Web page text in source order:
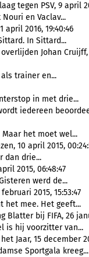
tegen PSV, 9 april
en Vaclav...
2016, 19:40:46
In Sittard...
Johan Cruijff,
trainer en...
in met drie...
iedereen
Maar het moet wel...
10 april 2015,
dan drie...
2015, 06:48:47
werd de...
2015, 15:53:47
het mee. Het geeft...
bij FIFA, 26
is hij voorzitter van...
Jaar, 15 december
Sportgala kreeg...